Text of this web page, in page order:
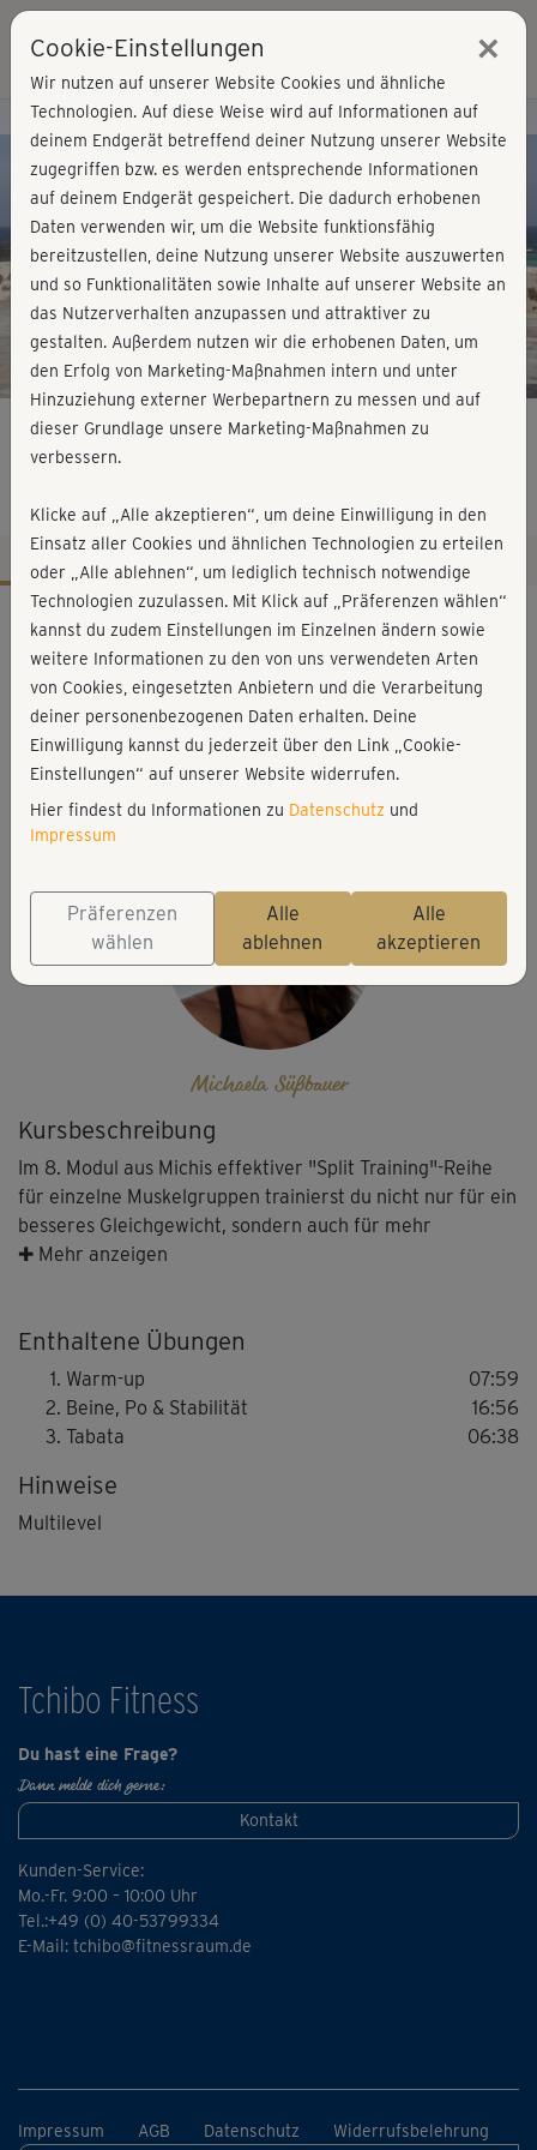
Play
Video
Kursvorschau - Jetzt mitmachen!
Split Training 8 - Stability & Cardio 1
Kursbeschreibung
Im 8. Modul aus Michis effektiver "Split Training"-Reihe
für einzelne Muskelgruppen trainierst du nicht nur für ein
besseres Gleichgewicht, sondern auch für mehr
Ausdauer. Nach einem Warm-up, das deinen Körper auf
mit einbeinigen Squats, seitlichen Jumps in die
Standwaage und mehr. Und ab ins Tabata-Training mit den
drei Übungen Skater, Squats und modifizierten Runners.
Auf acht Wiederholungen mit 20 Sekunden
Halte durch - du schaffst das!
Schwierigkeitsstufen. Wähle wieder die Variante, die am
✚ Mehr anzeigen
Enthaltene Übungen
Warm-up
07:59
Beine, Po & Stabilität
16:56
Tabata
06:38
Hinweise
Multilevel
Workout-Facts
mittelschwer
32 Min
265 kcal
Michaela Süßbauer
Matte, Rucksack mit Gewichten (optional)
Michaela Süßbauer
Tchibo Fitness
Du hast eine Frage?
Dann melde dich gerne:
Kontakt
Kunden-Service:
Mo.-Fr. 9:00 – 10:00 Uhr
Tel.:+49 (0) 40-53799334
E-Mail: tchibo@fitnessraum.de
Impressum AGB Datenschutz Widerrufsbelehrung
Cookie-Einstellungen ×
Wir nutzen auf unserer Website Cookies und ähnliche
Technologien. Auf diese Weise wird auf Informationen auf
deinem Endgerät betreffend deiner Nutzung unserer Website
zugegriffen bzw. es werden entsprechende Informationen
auf deinem Endgerät gespeichert. Die dadurch erhobenen
Daten verwenden wir, um die Website funktionsfähig
bereitzustellen, deine Nutzung unserer Website auszuwerten
und so Funktionalitäten sowie Inhalte auf unserer Website an
das Nutzerverhalten anzupassen und attraktiver zu
gestalten. Außerdem nutzen wir die erhobenen Daten, um
den Erfolg von Marketing-Maßnahmen intern und unter
Hinzuziehung externer Werbepartnern zu messen und auf
dieser Grundlage unsere Marketing-Maßnahmen zu
verbessern.
Klicke auf „Alle akzeptieren“, um deine Einwilligung in den
Einsatz aller Cookies und ähnlichen Technologien zu erteilen
oder „Alle ablehnen“, um lediglich technisch notwendige
Technologien zuzulassen. Mit Klick auf „Präferenzen wählen“
kannst du zudem Einstellungen im Einzelnen ändern sowie
weitere Informationen zu den von uns verwendeten Arten
von Cookies, eingesetzten Anbietern und die Verarbeitung
deiner personenbezogenen Daten erhalten. Deine
Einwilligung kannst du jederzeit über den Link „Cookie-
Einstellungen“ auf unserer Website widerrufen.
Hier findest du Informationen zu Datenschutz und
Impressum
Präferenzen
wählen
Alle
ablehnen
Alle
akzeptieren